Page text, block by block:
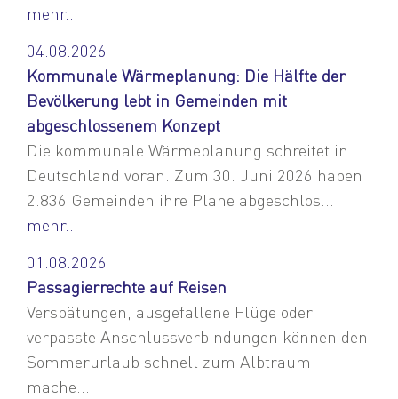
mehr...
04.08.2026
Kommunale Wärmeplanung: Die Hälfte der
Bevölkerung lebt in Gemeinden mit
abgeschlossenem Konzept
Die kommunale Wärmeplanung schreitet in
Deutschland voran. Zum 30. Juni 2026 haben
2.836 Gemeinden ihre Pläne abgeschlos...
mehr...
01.08.2026
Passagierrechte auf Reisen
Verspätungen, ausgefallene Flüge oder
verpasste Anschlussverbindungen können den
Sommerurlaub schnell zum Albtraum
mache...